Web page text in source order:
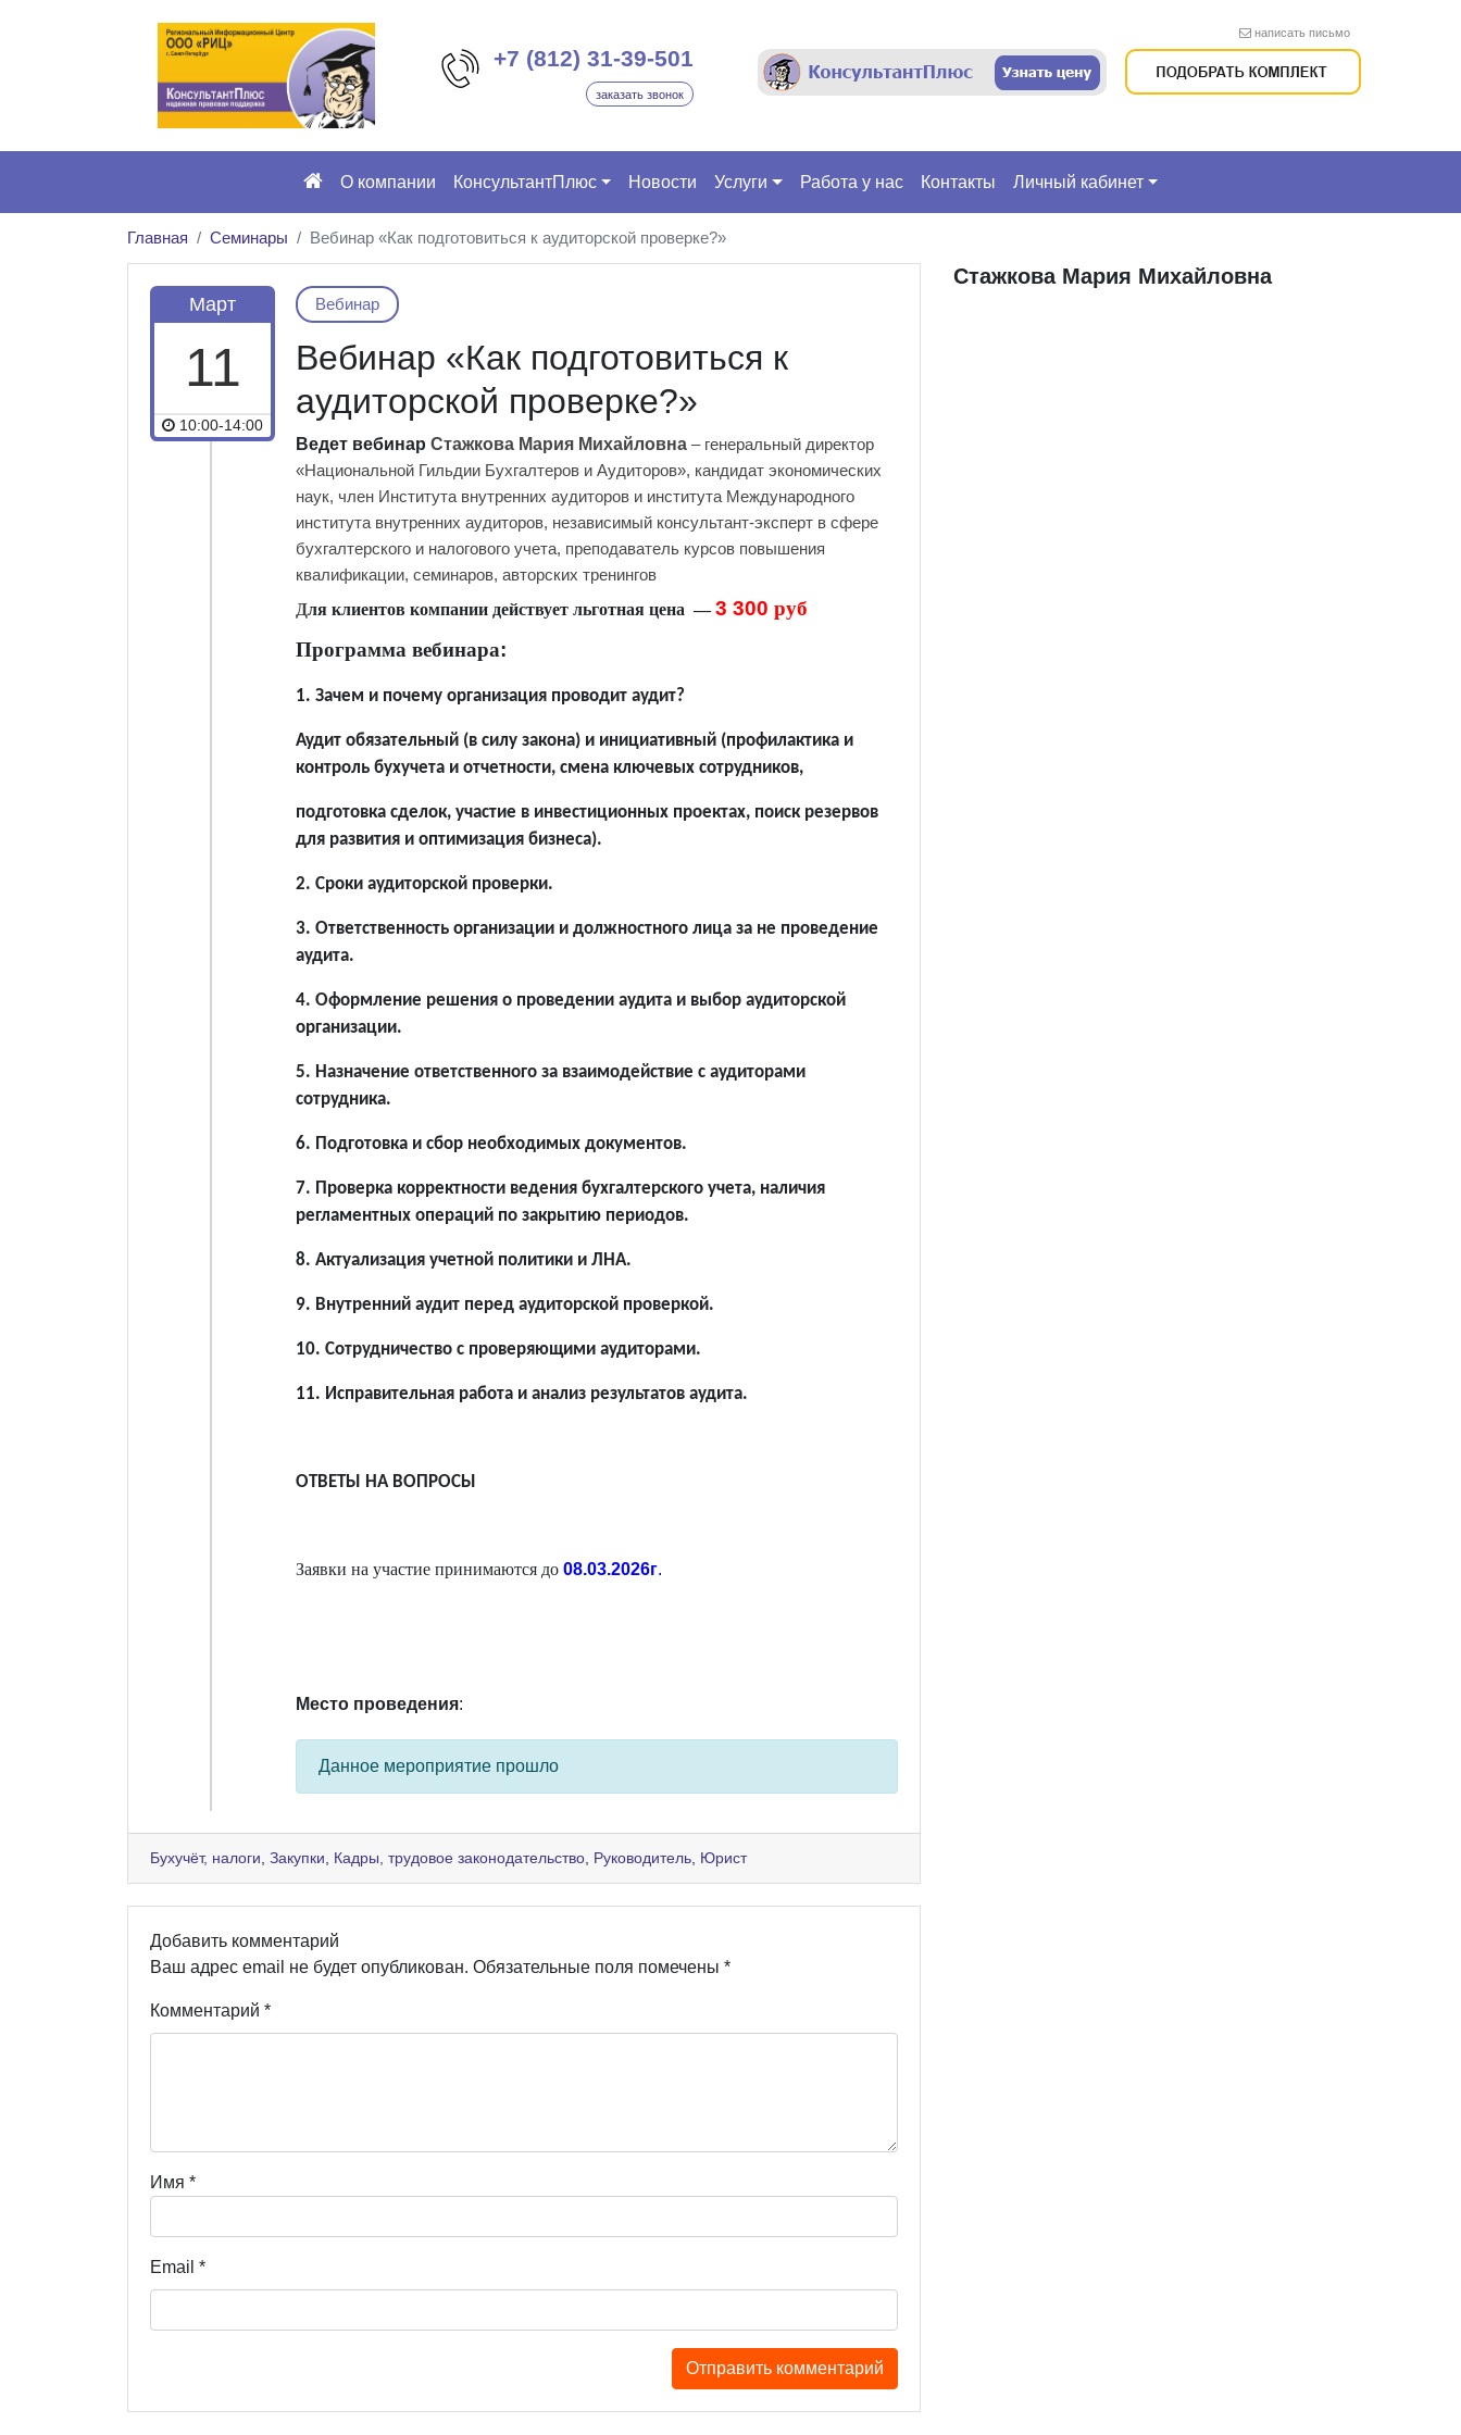
+7 (812) 31-39-501
заказать звонок
написать письмо
О компании КонсультантПлюс Новости Услуги Работа у нас Контакты Личный кабинет
Главная Семинары Вебинар «Как подготовиться к аудиторской проверке?»
Март
11
10:00-14:00
Вебинар
Вебинар «Как подготовиться к
аудиторской проверке?»
Ведет вебинар Стажкова Мария Михайловна – генеральный директор
«Национальной Гильдии Бухгалтеров и Аудиторов», кандидат экономических
наук, член Института внутренних аудиторов и института Международного
института внутренних аудиторов, независимый консультант-эксперт в сфере
бухгалтерского и налогового учета, преподаватель курсов повышения
квалификации, семинаров, авторских тренингов
Для клиентов компании действует льготная цена —3 300 руб
Программа вебинара:
1. Зачем и почему организация проводит аудит?
Аудит обязательный (в силу закона) и инициативный (профилактика и
контроль бухучета и отчетности, смена ключевых сотрудников,
подготовка сделок, участие в инвестиционных проектах, поиск резервов
для развития и оптимизация бизнеса).
2. Сроки аудиторской проверки.
3. Ответственность организации и должностного лица за не проведение
аудита.
4. Оформление решения о проведении аудита и выбор аудиторской
организации.
5. Назначение ответственного за взаимодействие с аудиторами
сотрудника.
6. Подготовка и сбор необходимых документов.
7. Проверка корректности ведения бухгалтерского учета, наличия
регламентных операций по закрытию периодов.
8. Актуализация учетной политики и ЛНА.
9. Внутренний аудит перед аудиторской проверкой.
10. Сотрудничество с проверяющими аудиторами.
11. Исправительная работа и анализ результатов аудита.
ОТВЕТЫ НА ВОПРОСЫ
Заявки на участие принимаются до 08.03.2026г.
Место проведения:
Данное мероприятие прошло
Бухучёт, налоги Закупки Кадры, трудовое законодательство Руководитель Юрист
Добавить комментарий
Ваш адрес email не будет опубликован. Обязательные поля помечены *
Комментарий *
Имя *
Email *
Стажкова Мария Михайловна